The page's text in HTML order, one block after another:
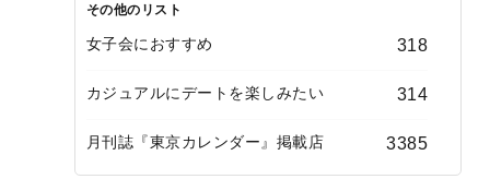
その他のリスト
女子会におすすめ 318
カジュアルにデートを楽しみたい 314
月刊誌『東京カレンダー』掲載店 3385